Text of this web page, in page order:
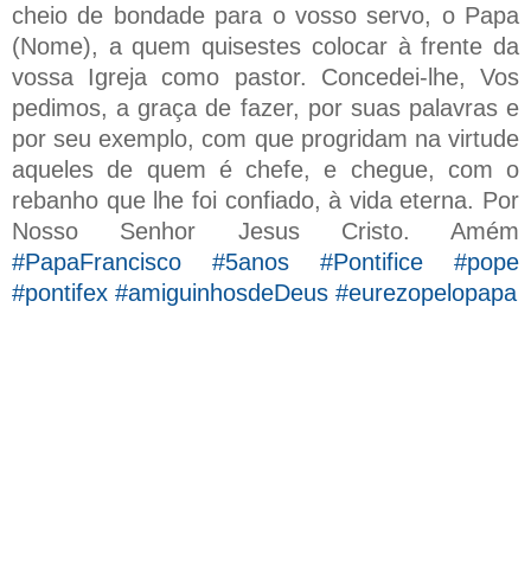
cheio de bondade para o vosso servo, o Papa
(Nome), a quem quisestes colocar à frente da
vossa Igreja como pastor. Concedei-lhe, Vos
pedimos, a graça de fazer, por suas palavras e
por seu exemplo, com que progridam na virtude
aqueles de quem é chefe, e chegue, com o
rebanho que lhe foi confiado, à vida eterna. Por
Nosso Senhor Jesus Cristo. Amém
#PapaFrancisco #5anos #Pontifice #pope
#pontifex #amiguinhosdeDeus #eurezopelopapa